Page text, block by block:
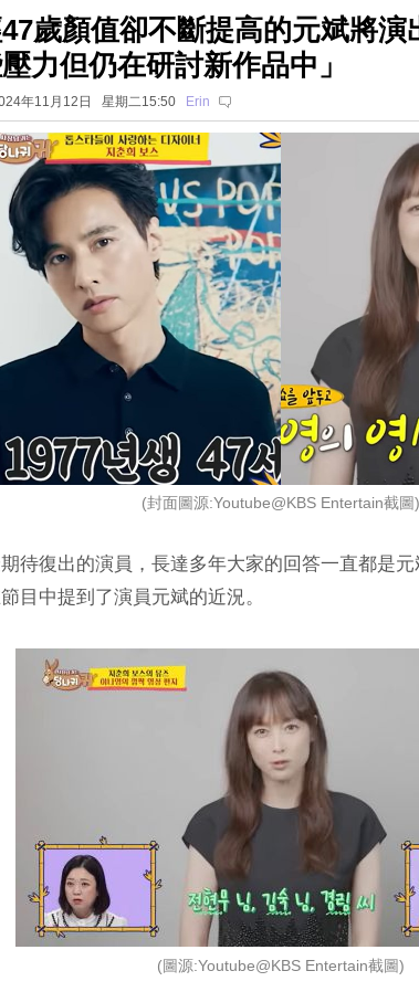
歲顏值卻不斷提高的元斌將演
力但仍在研討新作品中」
年11月12日 星期二15:50 Erin
(封面圖源:Youtube@KBS Entertain截圖)
待復出的演員，長達多年大家的回答一直都是
目中提到了演員元斌的近況。
(圖源:Youtube@KBS Entertain截圖)